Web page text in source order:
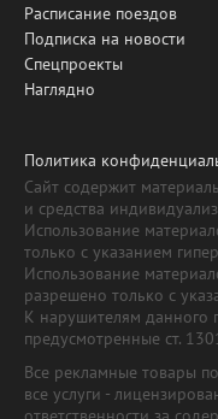
Расписание поездов
Подписка на новости
Спецпроекты
Наглядно
Политика
Сайт содержит
и средства
Использование
только с указанием
Использование
разрешено только с
К нарушителям данного
предусмотренные ст.
Все рекламные товары
все услуги -